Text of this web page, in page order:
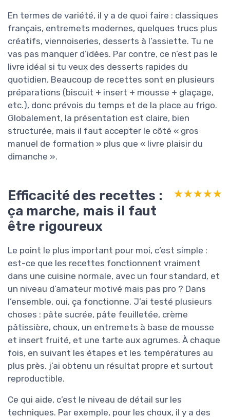
En termes de variété, il y a de quoi faire : classiques
français, entremets modernes, quelques trucs plus
créatifs, viennoiseries, desserts à l’assiette. Tu ne
vas pas manquer d’idées. Par contre, ce n’est pas le
livre idéal si tu veux des desserts rapides du
quotidien. Beaucoup de recettes sont en plusieurs
préparations (biscuit + insert + mousse + glaçage,
etc.), donc prévois du temps et de la place au frigo.
Globalement, la présentation est claire, bien
structurée, mais il faut accepter le côté « gros
manuel de formation » plus que « livre plaisir du
dimanche ».
Efficacité des recettes :
ça marche, mais il faut
être rigoureux
★★★★★
★★★★★
Le point le plus important pour moi, c’est simple :
est-ce que les recettes fonctionnent vraiment
dans une cuisine normale, avec un four standard, et
un niveau d’amateur motivé mais pas pro ? Dans
l’ensemble, oui, ça fonctionne. J’ai testé plusieurs
choses : pâte sucrée, pâte feuilletée, crème
pâtissière, choux, un entremets à base de mousse
et insert fruité, et une tarte aux agrumes. À chaque
fois, en suivant les étapes et les températures au
plus près, j’ai obtenu un résultat propre et surtout
reproductible.
Ce qui aide, c’est le niveau de détail sur les
techniques. Par exemple, pour les choux, il y a des